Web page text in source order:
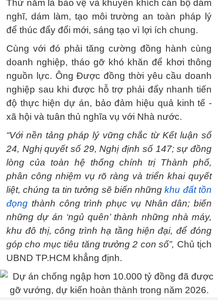
Thứ năm là bảo vệ và khuyến khích cán bộ dám
nghĩ, dám làm, tạo môi trường an toàn pháp lý
để thúc đẩy đổi mới, sáng tạo vì lợi ích chung.
Cùng với đó phải tăng cường đồng hành cùng
doanh nghiệp, tháo gỡ khó khăn để khơi thông
nguồn lực. Ông Được đồng thời yêu cầu doanh
nghiệp sau khi được hỗ trợ phải đẩy nhanh tiến
độ thực hiện dự án, bảo đảm hiệu quả kinh tế -
xã hội và tuân thủ nghĩa vụ với Nhà nước.
“Với nền tảng pháp lý vững chắc từ Kết luận số
24, Nghị quyết số 29, Nghị định số 147; sự đồng
lòng của toàn hệ thống chính trị Thành phố,
phân công nhiệm vụ rõ ràng và triển khai quyết
liệt, chúng ta tin tưởng sẽ biến nhữngkhu đất tồn
đọng thành công trình phục vụ Nhân dân; biến
những dự án ‘ngủ quên’ thành những nhà máy,
khu đô thị, công trình hạ tầng hiện đại, để đóng
góp cho mục tiêu tăng trưởng 2 con số”, Chủ tịch
UBND TP.HCM khẳng định.